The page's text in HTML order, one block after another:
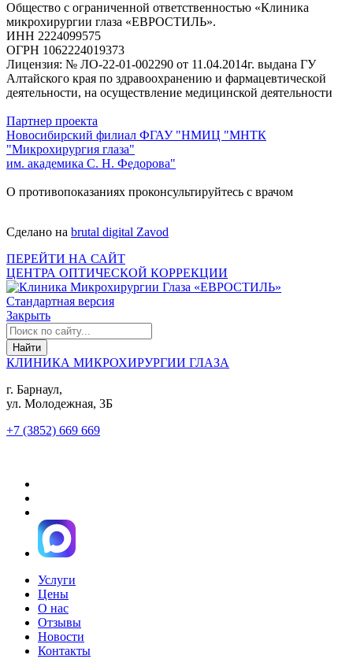
Общество с ограниченной ответственностью «Клиника
микрохирургии глаза «ЕВРОСТИЛЬ».
ИНН 2224099575
ОГРН 1062224019373
Лицензия: № ЛО-22-01-002290 от 11.04.2014г. выдана ГУ
Алтайского края по здравоохранению и фармацевтической
деятельности, на осуществление медицинской деятельности
Партнер проекта
Новосибирский филиал ФГАУ "НМИЦ "МНТК
"Микрохирургия глаза"
им. академика С. Н. Федорова"
О противопоказаниях проконсультируйтесь с врачом
Сделано на brutal digital Zavod
ПЕРЕЙТИ НА САЙТ
ЦЕНТРА ОПТИЧЕСКОЙ КОРРЕКЦИИ
Стандартная версия
Закрыть
КЛИНИКА МИКРОХИРУРГИИ ГЛАЗА
г. Барнаул,
ул. Молодежная, 3Б
+7 (3852) 669 669
Услуги
Цены
О нас
Отзывы
Новости
Контакты